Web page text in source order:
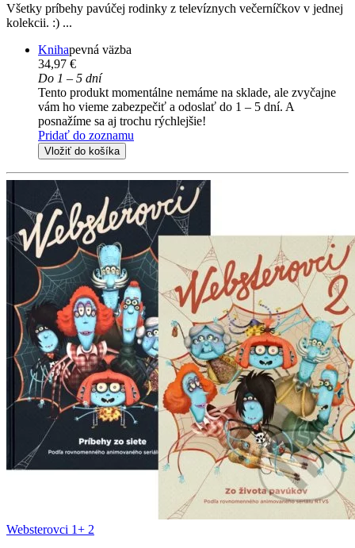
Všetky príbehy pavúčej rodinky z televíznych večerníčkov v jednej
kolekcii. :) ...
Knihapevná väzba
34,97 €
Do 1 – 5 dní
Tento produkt momentálne nemáme na sklade, ale zvyčajne
vám ho vieme zabezpečiť a odoslať do 1 – 5 dní. A
posnažíme sa aj trochu rýchlejšie!
Pridať do zoznamu
Vložiť do košíka
Websterovci 1+ 2